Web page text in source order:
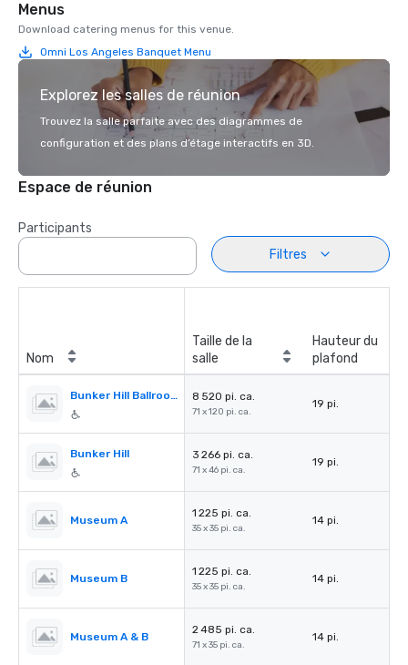
Menus
Download catering menus for this venue.
Omni Los Angeles Banquet Menu
Explorez les salles de réunion
Trouvez la salle parfaite avec des diagrammes de
configuration et des plans d’étage interactifs en 3D.
Espace de réunion
Participants
Filtres
Nom
Taille de la
salle
Hauteur du
plafond
Bunker Hill Ballroom 8 520 pi. ca.
71 x 120 pi. ca.
19 pi.
Bunker Hill 3 266 pi. ca.
71 x 46 pi. ca.
19 pi.
Museum A
1 225 pi. ca.
35 x 35 pi. ca.
14 pi.
Museum B
1 225 pi. ca.
35 x 35 pi. ca.
14 pi.
Museum A & B
2 485 pi. ca.
71 x 35 pi. ca.
14 pi.